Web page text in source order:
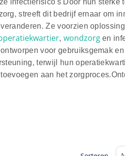
infectierisico's Door hunsterke
streeft dit bedrijf ernaar om
Ze voorzien
, wondzorgen
voor gebruiksgemak
terwijl hun
aan het